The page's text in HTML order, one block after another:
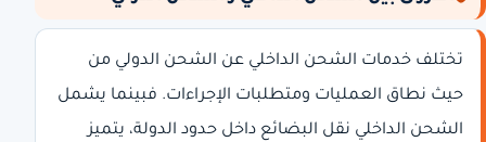
تختلف خدمات الشحن الداخلي عن الشحن الدولي من
حيث نطاق العمليات ومتطلبات الإجراءات. فبينما يشمل
الشحن الداخلي نقل البضائع داخل حدود الدولة، يتميز